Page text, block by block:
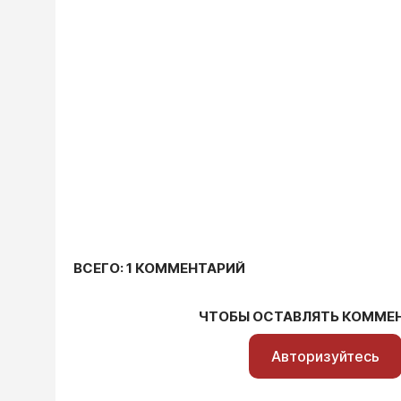
ВСЕГО: 1 КОММЕНТАРИЙ
ЧТОБЫ ОСТАВЛЯТЬ
Авторизуйтесь